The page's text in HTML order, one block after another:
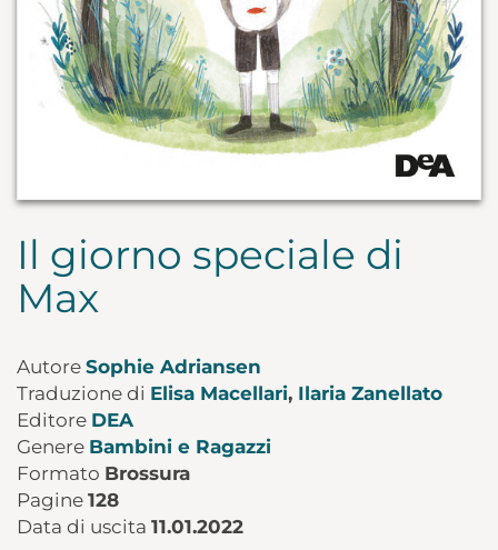
Il giorno speciale di
Max
Autore Sophie Adriansen
Traduzione di Elisa Macellari, Ilaria Zanellato
Editore DEA
Genere Bambini e Ragazzi
Formato Brossura
Pagine 128
Data di uscita 11.01.2022